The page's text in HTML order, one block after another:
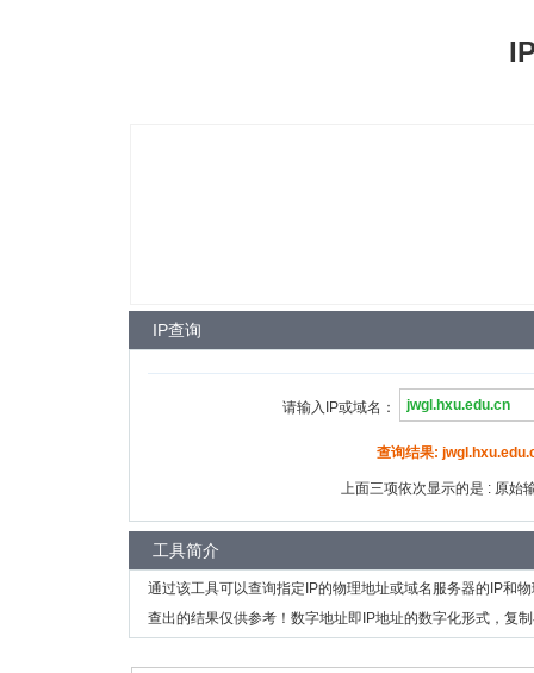
IP查询
请输入IP或域名：
查询结果:
上面三项依次显示的是 : 原始
工具简介
通过该工具可以查询指定IP的物理地址或域名服务器的IP和
查出的结果仅供参考！数字地址即IP地址的数字化形式，复